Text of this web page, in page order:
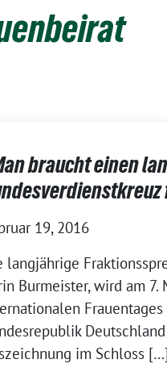
braucht einen
19, 2016
langjährige
Burmeister, wird am 7.
im Schloss